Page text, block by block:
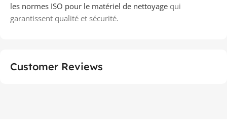
les normes ISO pour le matériel de nettoyage qui
garantissent qualité et sécurité.
Customer Reviews